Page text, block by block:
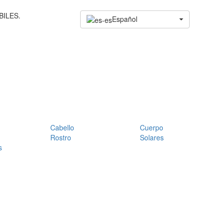
Español
Cabello
Cuerpo
Rostro
Solares